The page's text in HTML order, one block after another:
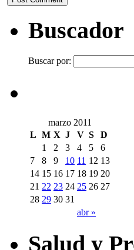
Buscador
Buscar por:
marzo 2011
L M X J V S D
abr »
1 2 3 4 5
6
7
8 9 10 11 12 13
14 15 16 17 18 19 20
21 22 23 24 25 26 27
28 29 30 31
Salud y